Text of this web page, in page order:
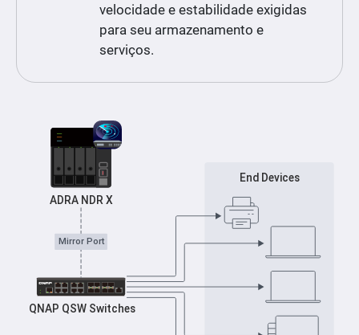
velocidade e estabilidade exigidas
para seu armazenamento e
serviços.